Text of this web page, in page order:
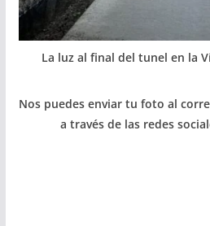
La luz al final del tunel en la
Nos puedes enviar tu foto al
a través de las redes